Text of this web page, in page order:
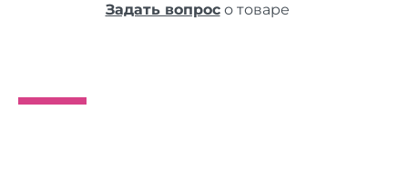
Задать вопросо товаре